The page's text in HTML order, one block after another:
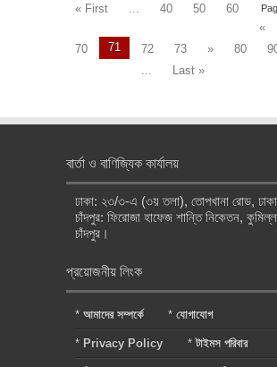
« First 40 50
60
«
70
71 72 73 » 80
Last »
বার্তা ও বাণিজ্যিক কার্যালয়
ঢাকা: ২৩/৩-এ (৩য় তলা), তোপখানা রোড,
চাঁদপুর: ফিরোজা হাফেজ শান্তি নিকেতন,
চাঁদপুর।
প্রয়োজনীয় লিংক
* আমাদের সম্পর্কে * যোগাযোগ
* Privacy Policy *টাইমস পরিবার